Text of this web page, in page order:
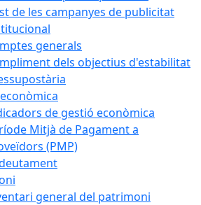
de les campanyes de publicitat
generals
dels objectius d'estabilitat
de gestió econòmica
Mitjà de Pagament a
(PMP)
general del patrimoni